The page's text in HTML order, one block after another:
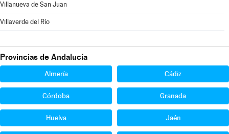
Villanueva de San Juan
Villaverde del Río
Provincias de Andalucía
Almería Cádiz
Córdoba Granada
Huelva Jaén